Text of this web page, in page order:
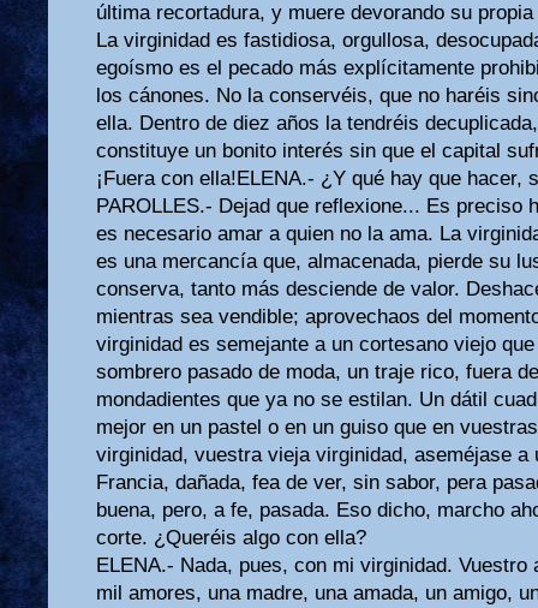
última recortadura, y muere devorando su
La virginidad es fastidiosa, orgullosa,
egoísmo es el pecado más explícitamente
los cánones. No la conservéis, que no haréis
ella. Dentro de diez años la tendréis
constituye un bonito interés sin que el capital
¡Fuera con ella!ELENA.- ¿Y qué hay que hacer,
PAROLLES.- Dejad que reflexione... Es preciso
es necesario amar a quien no la ama. La
es una mercancía que, almacenada, pierde su
conserva, tanto más desciende de valor.
mientras sea vendible; aprovechaos del
virginidad es semejante a un cortesano viejo
sombrero pasado de moda, un traje rico, fuera
mondadientes que ya no se estilan. Un dátil
mejor en un pastel o en un guiso que en
virginidad, vuestra vieja virginidad, aseméjase a
Francia, dañada, fea de ver, sin sabor, pera
buena, pero, a fe, pasada. Eso dicho, marcho
corte. ¿Queréis algo con ella?
ELENA.- Nada, pues, con mi virginidad. Vuestro
mil amores, una madre, una amada, un amigo,